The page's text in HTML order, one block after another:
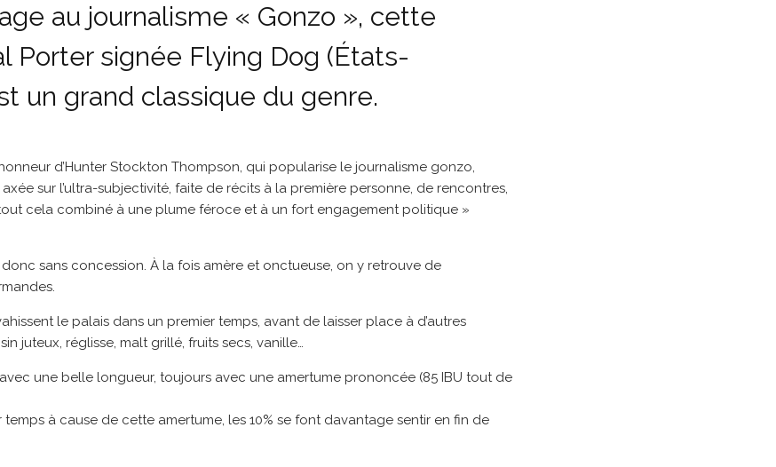
au journalisme « Gonzo », cette
Porter signée Flying Dog (États-
un grand classique du genre.
d’Hunter Stockton Thompson, qui popularise le journalisme gonzo,
sur l’ultra-subjectivité, faite de récits à la première personne, de rencontres,
cela combiné à une plume féroce et à un fort engagement politique »
sans concession. À la fois amère et onctueuse, on y retrouve de
le palais dans un premier temps, avant de laisser place à d’autres
juteux, réglisse, malt grillé, fruits secs, vanille…
une belle longueur, toujours avec une amertume prononcée (85 IBU tout de
temps à cause de cette amertume, les 10% se font davantage sentir en fin de